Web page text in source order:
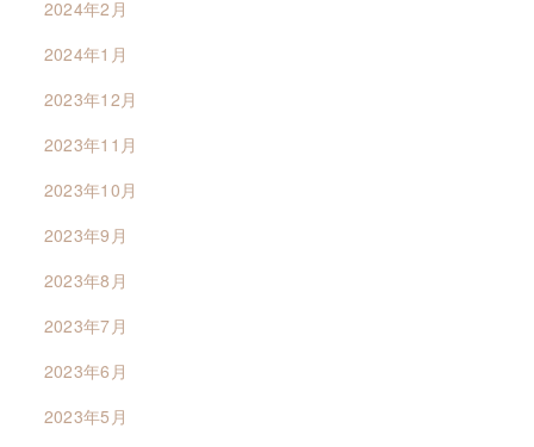
2024年2月
2024年1月
2023年12月
2023年11月
2023年10月
2023年9月
2023年8月
2023年7月
2023年6月
2023年5月